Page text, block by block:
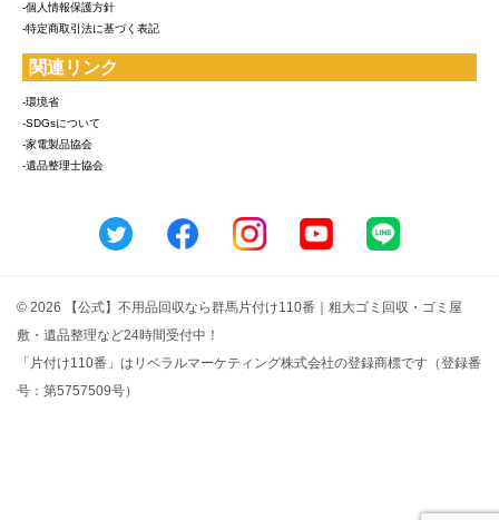
-個人情報保護方針
-特定商取引法に基づく表記
関連リンク
-環境省
-SDGsについて
-家電製品協会
-遺品整理士協会
© 2026 【公式】不用品回収なら群馬片付け110番｜粗大ゴミ回収・ゴミ屋
敷・遺品整理など24時間受付中！
「片付け110番」はリベラルマーケティング株式会社の登録商標です（登録番
号：第5757509号）